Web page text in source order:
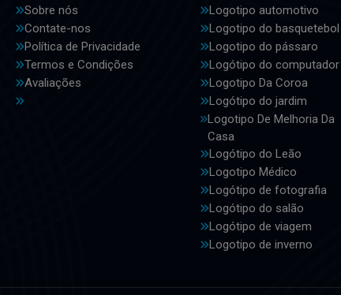
Sobre nós
Contate-nos
Política de Privacidade
Termos e Condições
Avaliações
Logotipo automotivo
Logotipo do basquetebol
Logotipo do pássaro
Logótipo do computador
Logotipo Da Coroa
Logótipo do jardim
Logotipo De Melhoria Da
Casa
Logótipo do Leão
Logotipo Médico
Logótipo de fotografia
Logótipo do salão
Logótipo de viagem
Logotipo de inverno